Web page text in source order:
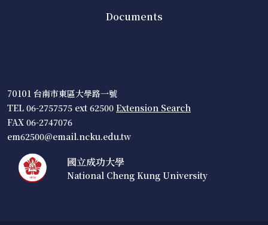
Documents
70101 台南市東區大學路一號
TEL 06-2757575 ext 62500 Extension Search
FAX 06-2747076
em62500@email.ncku.edu.tw
國立成功大學
National Cheng Kung University